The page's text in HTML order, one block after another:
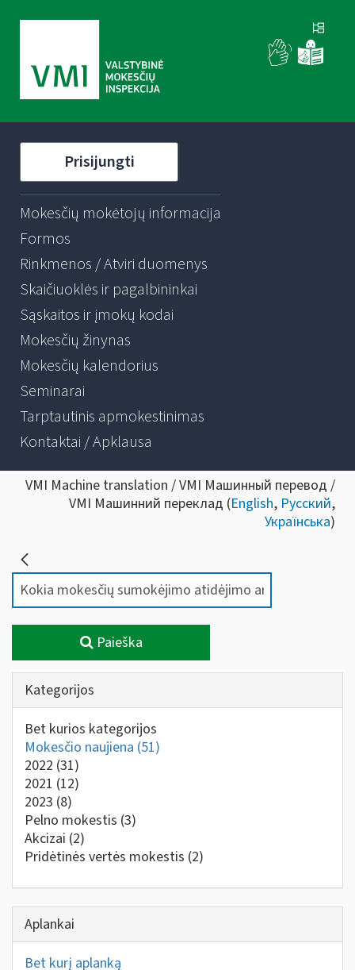
Prisijungti
Mokesčių mokėtojų informacija
Formos
Rinkmenos / Atviri duomenys
Skaičiuoklės ir pagalbininkai
Sąskaitos ir įmokų kodai
Mokesčių žinynas
Mokesčių kalendorius
Seminarai
Tarptautinis apmokestinimas
Kontaktai / Apklausa
VMI Machine translation / VMI Машинный перевод /
VMI Машинний переклад (English, Русский,
Українська)
Paieška
Kategorijos
Bet kurios kategorijos
Mokesčio naujiena (51)
2022 (31)
2021 (12)
2023 (8)
Pelno mokestis (3)
Akcizai (2)
Pridėtinės vertės mokestis (2)
Aplankai
Bet kurį aplanką